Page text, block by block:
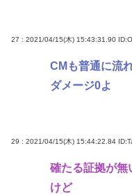
27 : 2021/04/15(木) 15:43:31.90
CMも普通に流
ダメージ0よ
29 : 2021/04/15(木) 15:44:22.84
確たる証拠が無
けど